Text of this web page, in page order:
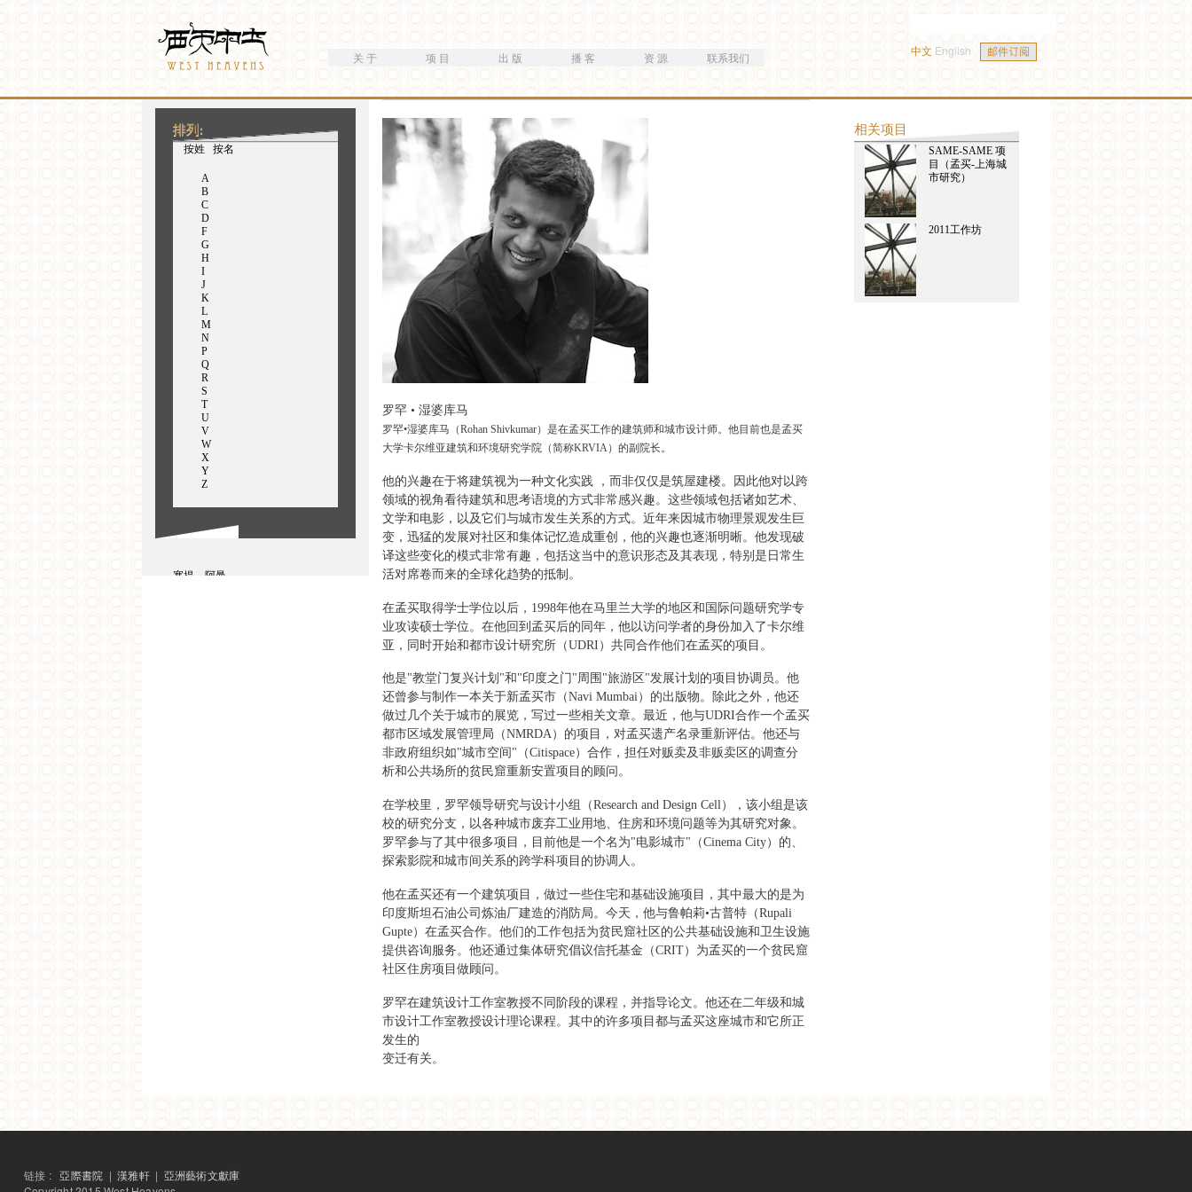
主
要
Westheavens
关 于 项 目 出 版 播 客 资 源 联系我们
搜索表单
搜索
中文 English
你在这里
罗罕 • 湿婆库马
罗罕•湿婆库马（Rohan Shivkumar）是在孟买工作的建筑师和城市设计师。他目前也是孟买
大学卡尔维亚建筑和环境研究学院（简称KRVIA）的副院长。
他的兴趣在于将建筑视为一种文化实践 ，而非仅仅是筑屋建楼。因此他对以跨
领域的视角看待建筑和思考语境的方式非常感兴趣。这些领域包括诸如艺术、
文学和电影，以及它们与城市发生关系的方式。近年来因城市物理景观发生巨
变，迅猛的发展对社区和集体记忆造成重创，他的兴趣也逐渐明晰。他发现破
译这些变化的模式非常有趣，包括这当中的意识形态及其表现，特别是日常生
活对席卷而来的全球化趋势的抵制。
在孟买取得学士学位以后，1998年他在马里兰大学的地区和国际问题研究学专
业攻读硕士学位。在他回到孟买后的同年，他以访问学者的身份加入了卡尔维
亚，同时开始和都市设计研究所（UDRI）共同合作他们在孟买的项目。
他是"教堂门复兴计划"和"印度之门"周围"旅游区"发展计划的项目协调员。他
还曾参与制作一本关于新孟买市（Navi Mumbai）的出版物。除此之外，他还
做过几个关于城市的展览，写过一些相关文章。最近，他与UDRI合作一个孟买
都市区域发展管理局（NMRDA）的项目，对孟买遗产名录重新评估。他还与
非政府组织如"城市空间"（Citispace）合作，担任对贩卖及非贩卖区的调查分
析和公共场所的贫民窟重新安置项目的顾问。
在学校里，罗罕领导研究与设计小组（Research and Design Cell），该小组是该
校的研究分支，以各种城市废弃工业用地、住房和环境问题等为其研究对象。
罗罕参与了其中很多项目，目前他是一个名为"电影城市"（Cinema City）的、
探索影院和城市间关系的跨学科项目的协调人。
他在孟买还有一个建筑项目，做过一些住宅和基础设施项目，其中最大的是为
印度斯坦石油公司炼油厂建造的消防局。今天，他与鲁帕莉•古普特（Rupali
Gupte）在孟买合作。他们的工作包括为贫民窟社区的公共基础设施和卫生设施
提供咨询服务。他还通过集体研究倡议信托基金（CRIT）为孟买的一个贫民窟
社区住房项目做顾问。
罗罕在建筑设计工作室教授不同阶段的课程，并指导论文。他还在二年级和城
市设计工作室教授设计理论课程。其中的许多项目都与孟买这座城市和它所正
发生的
变迁有关。
排列:
按姓
（活动标签） 按名
A
B
C
D
F
G
H
I
J
K
L
M
N
P
Q
R
S
T
U
V
W
X
Y
Z
塞提，阿曼
相关项目
SAME-SAME 项
目（孟买-上海城
市研究）
2011工作坊
链接 :亞際書院 |漢雅軒 | 亞洲藝術文獻庫